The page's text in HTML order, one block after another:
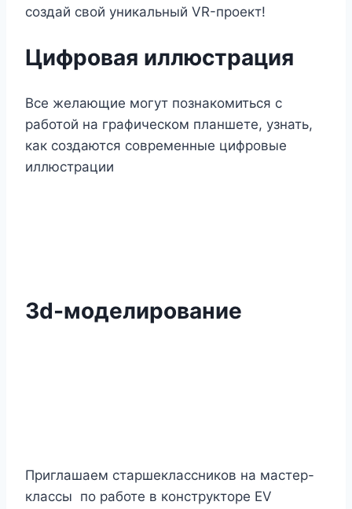
создай свой уникальный VR-проект!
Цифровая иллюстрация
Все желающие могут познакомиться с
работой на графическом планшете, узнать,
как создаются современные цифровые
иллюстрации
3d-моделирование
Приглашаем старшеклассников на мастер-
классы по работе в конструкторе EV